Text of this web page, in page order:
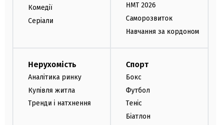
Комедії
Серіали
НМТ 2026
Саморозвиток
Навчання за кордоном
Нерухомість
Аналітика ринку
Купівля житла
Тренди і натхнення
Спорт
Бокс
Футбол
Теніс
Біатлон